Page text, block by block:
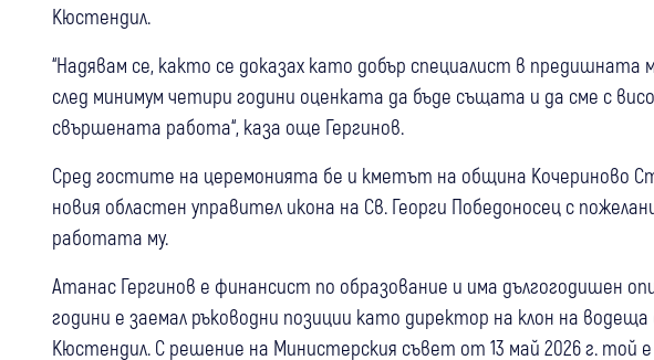
Кюстендил.
“Надявам се, както се доказах като добър специалист в предишната
след минимум четири години оценката да бъде същата и да сме с
свършената работа“, каза още Гергинов.
Сред гостите на церемонията бе и кметът на община Кочериново
новия областен управител икона на Св. Георги Победоносец с
работата му.
Атанас Гергинов е финансист по образование и има дългогодишен
години е заемал ръководни позиции като директор на клон на
Кюстендил. С решение на Министерския съвет от 13 май 2026 г. той